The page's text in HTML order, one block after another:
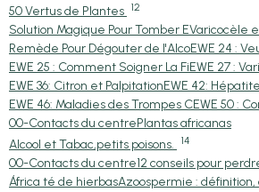
50 Vertus de Plantes 12
Solution Magique Pour Tomber EVaricocèle
Remède Pour Dégouter de l'AlcoEWE 24 :
EWE 25 : Comment Soigner La FiEWE 27 :
EWE 36: Citron et PalpitationEWE 42:
EWE 46: Maladies des Trompes CEWE 50 :
00-Contacts du centrePlantas africanas
Alcool et Tabac,petits poisons.
14
00-Contacts du centre12 conseils pour
África té de hierbasAzoospermie : définition,